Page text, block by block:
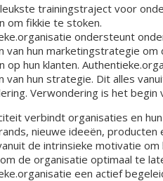
trainingstraject voor
om fikkie te stoken.
ondersteunt
van hun marketingstrategie
op hun klanten.
van hun strategie. Dit alles
Verwondering is het begin
verbindt organisaties en
nieuwe ideeën, producten
de intrinsieke motivatie
de organisatie optimaal te
een actief